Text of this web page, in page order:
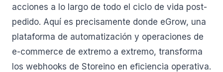
acciones a lo largo de todo el ciclo de vida post-
pedido. Aquí es precisamente donde eGrow, una
plataforma de automatización y operaciones de
e-commerce de extremo a extremo, transforma
los webhooks de Storeino en eficiencia operativa.